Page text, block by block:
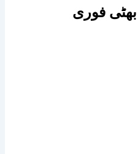
فوری